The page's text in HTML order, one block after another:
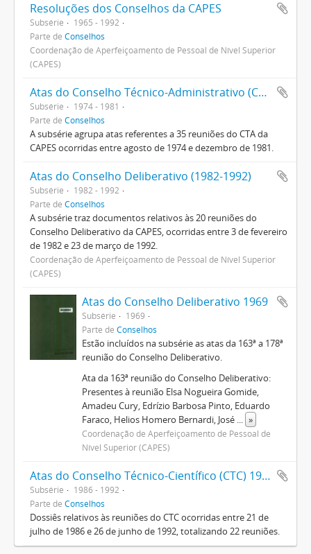
Resoluções dos Conselhos da CAPES
Subsérie
1965 - 1992
Parte de Conselhos
Coordenação de Aperfeiçoamento de Pessoal de Nível Superior
(CAPES)
Atas do Conselho Técnico-Administrativo (CTA) 1974-1981
Subsérie
1974 - 1981
Parte de Conselhos
A subsérie agrupa atas referentes a 35 reuniões do CTA da
CAPES ocorridas entre agosto de 1974 e dezembro de 1981.
Atas do Conselho Deliberativo (1982-1992)
Subsérie
1982 - 1992
Parte de Conselhos
A subsérie traz documentos relativos às 20 reuniões do
Conselho Deliberativo da CAPES, ocorridas entre 3 de fevereiro
de 1982 e 23 de março de 1992.
Coordenação de Aperfeiçoamento de Pessoal de Nível Superior
(CAPES)
Atas do Conselho Deliberativo 1969
Subsérie
1969
Parte de Conselhos
Estão incluídos na subsérie as atas da 163ª a 178ª
reunião do Conselho Deliberativo.
Ata da 163ª reunião do Conselho Deliberativo:
Presentes à reunião Elsa Nogueira Gomide,
Amadeu Cury, Edrízio Barbosa Pinto, Eduardo
Faraco, Helios Homero Bernardi, José ... »
Coordenação de Aperfeiçoamento de Pessoal de
Nível Superior (CAPES)
Atas do Conselho Técnico-Científico (CTC) 1986-1992
Subsérie
1986 - 1992
Parte de Conselhos
Dossiês relativos às reuniões do CTC ocorridas entre 21 de
julho de 1986 e 26 de junho de 1992, totalizando 22 reuniões.